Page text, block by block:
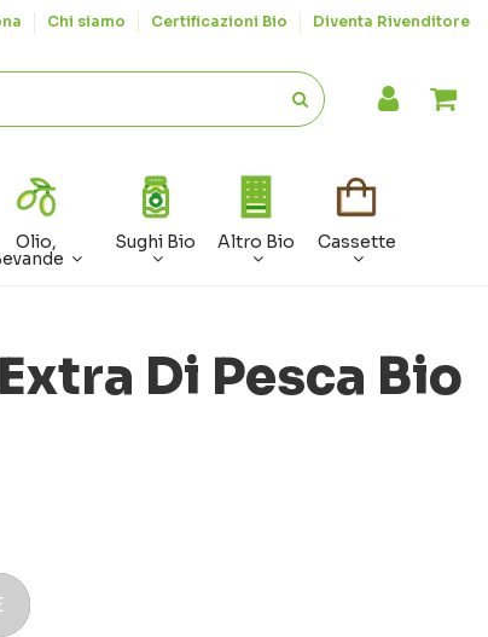
Chi siamo Certificazioni Bio Diventa Rivenditore
Olio, Sughi Bio Altro Bio Cassette
Di Pesca Bio